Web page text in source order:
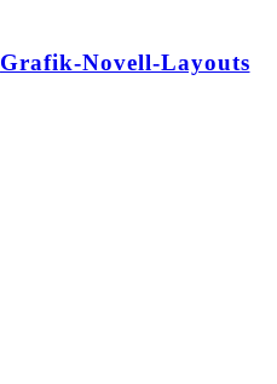
Grafik-Novell-Layouts